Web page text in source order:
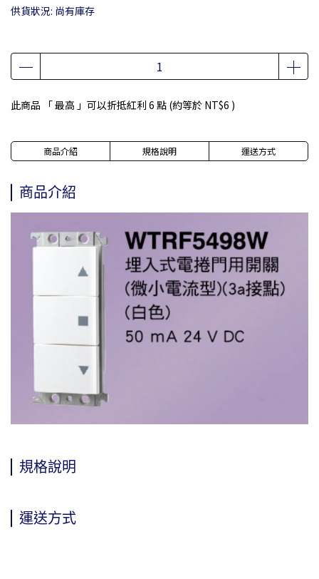
供貨狀況: 尚有庫存
此商品 「 最高 」可以折抵紅利 6 點 (約等於 NT$6 )
商品介紹 規格說明 運送方式
商品介紹
規格說明
運送方式